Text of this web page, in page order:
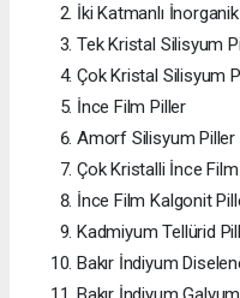
İki Katmanlı
Tek Kristal Silisyum
Çok Kristal Silisyum
İnce Film Piller
Amorf Silisyum Piller
Çok Kristalli İnce
İnce Film Kalgonit
Kadmiyum Tellürid
Bakır İndiyum